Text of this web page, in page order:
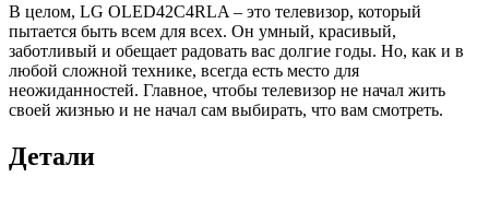
В целом, LG OLED42C4RLA – это телевизор, который
пытается быть всем для всех. Он умный, красивый,
заботливый и обещает радовать вас долгие годы. Но, как и в
любой сложной технике, всегда есть место для
неожиданностей. Главное, чтобы телевизор не начал жить
своей жизнью и не начал сам выбирать, что вам смотреть.
Детали